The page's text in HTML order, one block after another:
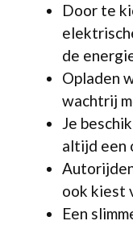
Door te
de
Opladen
wachtrij
Je
altijd een
ook kiest
Een